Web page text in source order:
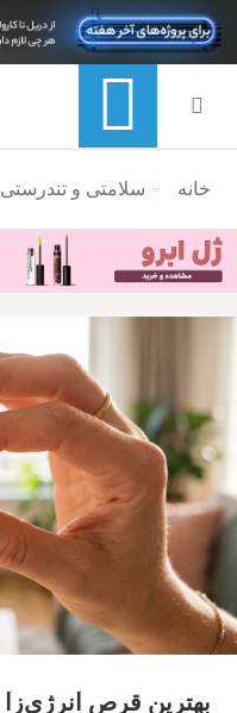
منوی ناوبری خرده نان
خانه سلامتی و تندرستی